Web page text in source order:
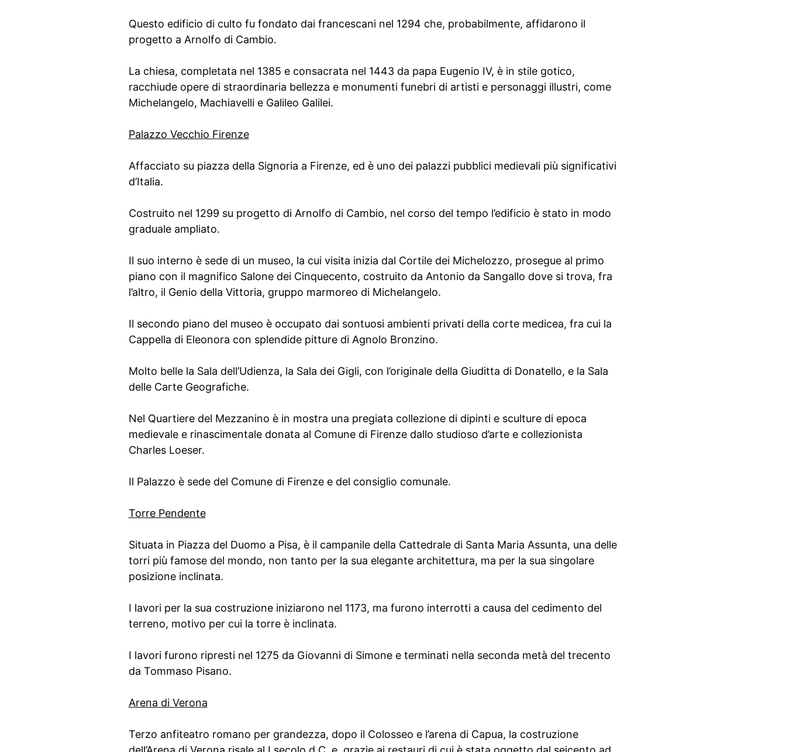
Questo edificio di culto fu fondato dai francescani nel 1294 che, probabilmente, affidarono il
progetto a Arnolfo di Cambio.
La chiesa, completata nel 1385 e consacrata nel 1443 da papa Eugenio IV, è in stile gotico,
racchiude opere di straordinaria bellezza e monumenti funebri di artisti e personaggi illustri, come
Michelangelo, Machiavelli e Galileo Galilei.
Palazzo Vecchio Firenze
Affacciato su piazza della Signoria a Firenze, ed è uno dei palazzi pubblici medievali più significativi
d’Italia.
Costruito nel 1299 su progetto di Arnolfo di Cambio, nel corso del tempo l’edificio è stato in modo
graduale ampliato.
Il suo interno è sede di un museo, la cui visita inizia dal Cortile dei Michelozzo, prosegue al primo
piano con il magnifico Salone dei Cinquecento, costruito da Antonio da Sangallo dove si trova, fra
l’altro, il Genio della Vittoria, gruppo marmoreo di Michelangelo.
Il secondo piano del museo è occupato dai sontuosi ambienti privati della corte medicea, fra cui la
Cappella di Eleonora con splendide pitture di Agnolo Bronzino.
Molto belle la Sala dell’Udienza, la Sala dei Gigli, con l’originale della Giuditta di Donatello, e la Sala
delle Carte Geografiche.
Nel Quartiere del Mezzanino è in mostra una pregiata collezione di dipinti e sculture di epoca
medievale e rinascimentale donata al Comune di Firenze dallo studioso d’arte e collezionista
Charles Loeser.
Il Palazzo è sede del Comune di Firenze e del consiglio comunale.
Torre Pendente
Situata in Piazza del Duomo a Pisa, è il campanile della Cattedrale di Santa Maria Assunta, una delle
torri più famose del mondo, non tanto per la sua elegante architettura, ma per la sua singolare
posizione inclinata.
I lavori per la sua costruzione iniziarono nel 1173, ma furono interrotti a causa del cedimento del
terreno, motivo per cui la torre è inclinata.
I lavori furono ripresti nel 1275 da Giovanni di Simone e terminati nella seconda metà del trecento
da Tommaso Pisano.
Arena di Verona
Terzo anfiteatro romano per grandezza, dopo il Colosseo e l’arena di Capua, la costruzione